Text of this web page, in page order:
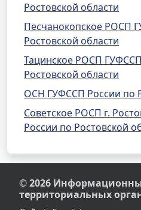
Ростовской области
Песчанокопское РОСП
Ростовской области
Тацинское РОСП
Ростовской области
ОСН ГУФССП России по
Советское РОСП г.
России по Ростовской
© 2026
территориальных